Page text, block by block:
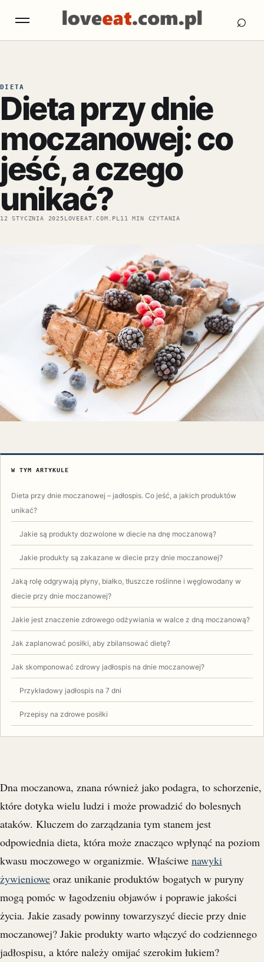
Otwórz menu ⌕
DIETA
Dieta przy dnie
moczanowej: co
jeść, a czego
unikać?
12 STYCZNIA 2025LOVEEAT.COM.PL 11 MIN CZYTANIA
W TYM ARTYKULE
Dieta przy dnie moczanowej – jadłospis. Co jeść, a jakich produktów
unikać?
Jakie są produkty dozwolone w diecie na dnę moczanową?
Jakie produkty są zakazane w diecie przy dnie moczanowej?
Jaką rolę odgrywają płyny, białko, tłuszcze roślinne i węglowodany w
diecie przy dnie moczanowej?
Jakie jest znaczenie zdrowego odżywiania w walce z dną moczanową?
Jak zaplanować posiłki, aby zbilansować dietę?
Jak skomponować zdrowy jadłospis na dnie moczanowej?
Przykładowy jadłospis na 7 dni
Przepisy na zdrowe posiłki
Dna moczanowa, znana również jako podagra, to schorzenie,
które dotyka wielu ludzi i może prowadzić do bolesnych
ataków. Kluczem do zarządzania tym stanem jest
odpowiednia dieta, która może znacząco wpłynąć na poziom
kwasu moczowego w organizmie. Właściwe nawyki
żywieniowe oraz unikanie produktów bogatych w puryny
mogą pomóc w łagodzeniu objawów i poprawie jakości
życia. Jakie zasady powinny towarzyszyć diecie przy dnie
moczanowej? Jakie produkty warto włączyć do codziennego
jadłospisu, a które należy omijać szerokim łukiem?